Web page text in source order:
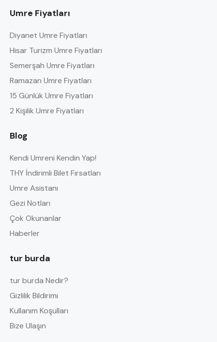
Umre Fiyatları
Diyanet Umre Fiyatları
Hisar Turizm Umre Fiyatları
Semerşah Umre Fiyatları
Ramazan Umre Fiyatları
15 Günlük Umre Fiyatları
2 Kişilik Umre Fiyatları
Blog
Kendi Umreni Kendin Yap!
THY İndirimli Bilet Fırsatları
Umre Asistanı
Gezi Notları
Çok Okunanlar
Haberler
tur burda
tur burda Nedir?
Gizlilik Bildirimi
Kullanım Koşulları
Bize Ulaşın